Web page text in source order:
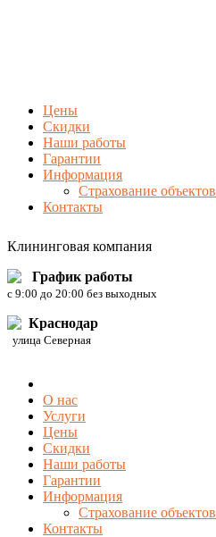
Цены
Скидки
Наши работы
Гарантии
Информация
Страхование объектов
Контакты
Клининговая компания
График работы
c 9:00 до 20:00 без выходных
Краснодар
улица Северная
О нас
Услуги
Цены
Скидки
Наши работы
Гарантии
Информация
Страхование объектов
Контакты